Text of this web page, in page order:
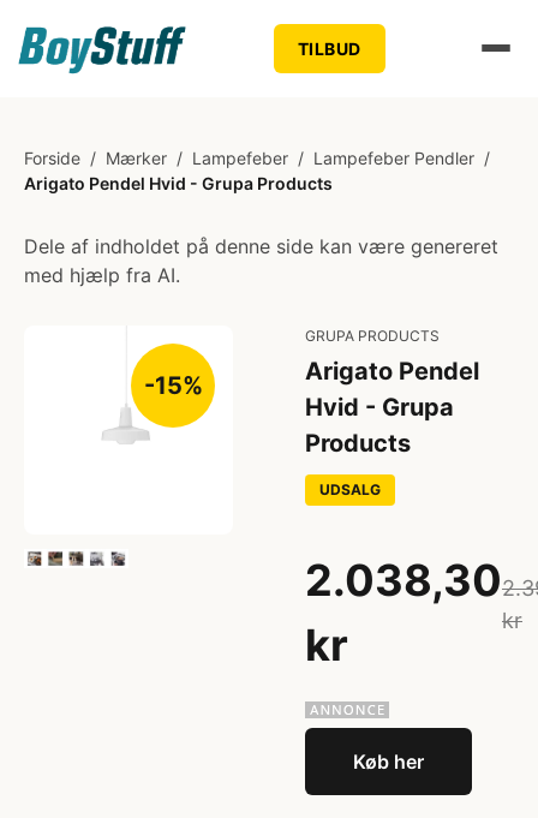
TILBUD
Forside / Mærker / Lampefeber / Lampefeber Pendler /
Arigato Pendel Hvid - Grupa Products
Dele af indholdet på denne side kan være genereret
med hjælp fra AI.
-15%
GRUPA PRODUCTS
Arigato Pendel
Hvid - Grupa
Products
UDSALG
2.038,30
kr
kr
Køb her